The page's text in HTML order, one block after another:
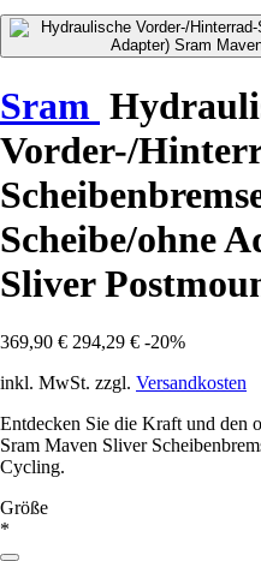
Sram
Vorder-/
Scheibe/ohne
Sliver
369,90 € 294,29 € -20%
inkl. MwSt. zzgl. Versandkosten
Entdecken Sie die Kraft und den
Sram Maven Sliver
Cycling.
Größe
*